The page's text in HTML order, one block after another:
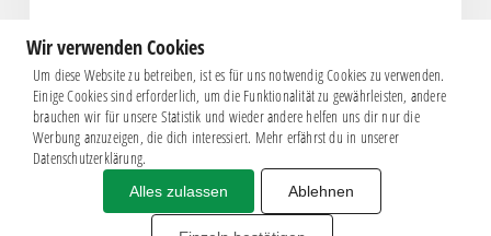
Impressum|Datenschutz
BSG CHEMIE LEIPZIG © 2026
Wir verwenden Cookies
Um diese Website zu betreiben, ist es für uns notwendig Cookies zu verwenden.
Einige Cookies sind erforderlich, um die Funktionalität zu gewährleisten, andere
brauchen wir für unsere Statistik und wieder andere helfen uns dir nur die
Werbung anzuzeigen, die dich interessiert. Mehr erfährst du in unserer
Datenschutzerklärung.
Alles zulassen Ablehnen